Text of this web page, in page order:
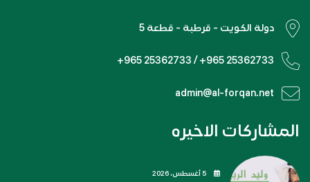
دولة الكويت - قرطبة - قطعة 5
+965 25362733 / +965 25362733
admin@al-forqan.net
المشاركات الاخيره